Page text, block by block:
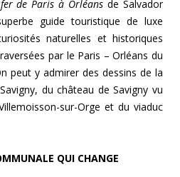
de Paris à Orléans de Salvador
guide touristique de luxe
naturelles et historiques
par le Paris – Orléans du
peut y admirer des dessins de la
du château de Savigny vu
sur-Orge et du viaduc
QUI CHANGE